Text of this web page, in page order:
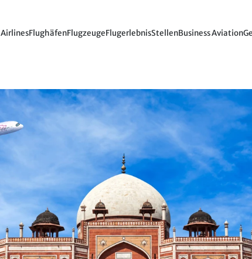
AirlinesFlughäfenFlugzeugeFlugerlebnisStellenBusiness Aviation